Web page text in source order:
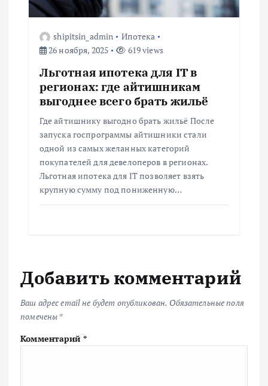
shipitsin_admin
Ипотека
26 ноября, 2025
619 views
Льготная ипотека для IT в
регионах: где айтишникам
выгоднее всего брать жильё
Где айтишнику выгодно брать жильё После
запуска госпрограммы айтишники стали
одной из самых желанных категорий
покупателей для девелоперов в регионах.
Льготная ипотека для IT позволяет взять
крупную сумму под пониженную…
Добавить комментарий
Ваш адрес email не будет опубликован. Обязательные поля
помечены *
Комментарий *